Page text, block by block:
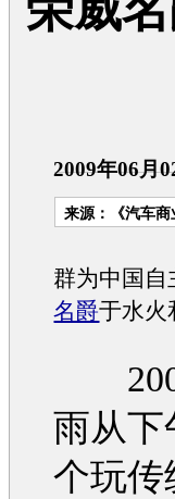
2009年06月
来源： 《汽车
群为中国
名爵于水火
2009
雨从下
个玩传